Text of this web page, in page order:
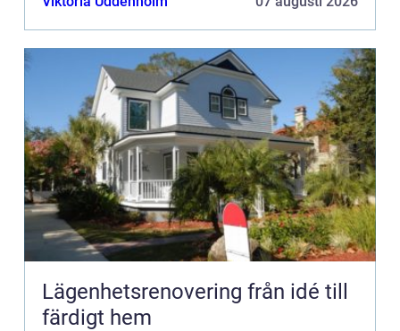
Lägenhetsrenovering från idé till
färdigt hem